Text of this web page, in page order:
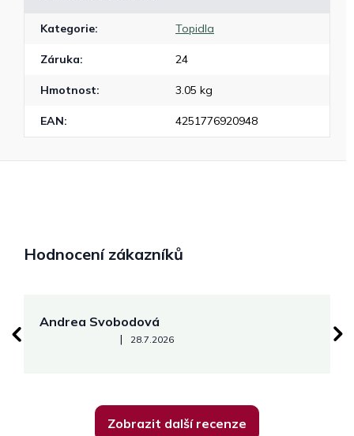
Kategorie: Topidla
Záruka: 24
Hmotnost: 3.05 kg
EAN: 4251776920948
Hodnocení zákazníků
Andrea Svobodová
Hodnocení obchodu je 5 z 5 hvězdiček.
| 28.7.2026
Zobrazit další recenze